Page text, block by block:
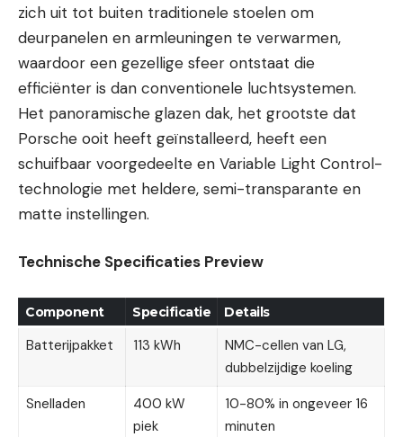
zich uit tot buiten traditionele stoelen om
deurpanelen en armleuningen te verwarmen,
waardoor een gezellige sfeer ontstaat die
efficiënter is dan conventionele luchtsystemen.
Het panoramische glazen dak, het grootste dat
Porsche ooit heeft geïnstalleerd, heeft een
schuifbaar voorgedeelte en Variable Light Control-
technologie met heldere, semi-transparante en
matte instellingen.
Technische Specificaties Preview
Component Specificatie Details
Batterijpakket 113 kWh
NMC-cellen van LG,
dubbelzijdige koeling
Snelladen
400 kW
piek
10-80% in ongeveer 16
minuten